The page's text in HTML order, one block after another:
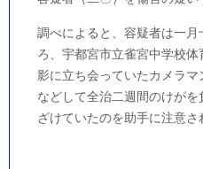
調べによると、容疑者は一
ろ、宇都宮市立雀宮中学校
影に立ち会っていたカメラ
などして全治二週間のけが
ざけていたのを助手に注意さ